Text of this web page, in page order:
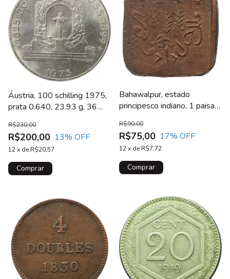
Áustria, 100 schilling 1975,
prata 0.640, 23.93 g, 36
nascimento de Johann
Strauss
R$200,00
R$230,00
13% OFF
12x de R$20,57
Bahawalpur, estado
principesco indiano, 1 paisa
R$75,00
R$90,00
17% OFF
12x de R$7,72